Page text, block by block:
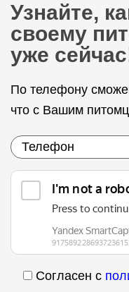
Узнайте,
своему
уже
По телефону
что с Вашим
Согласен с